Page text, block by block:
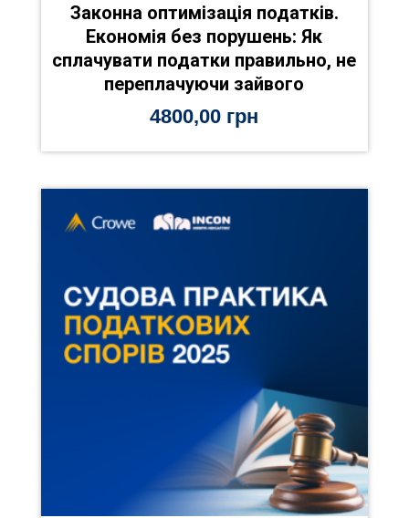
Законна оптимізація податків.
Економія без порушень: Як
сплачувати податки правильно, не
переплачуючи зайвого
4800,00 грн